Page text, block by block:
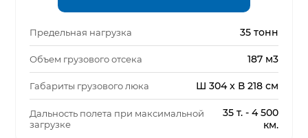
Предельная нагрузка 35 тонн
Объем грузового отсека 187 м3
Габариты грузового люка Ш 304 x В 218 см
Дальность полета при максимальной
загрузке
35 т. - 4 500
км.